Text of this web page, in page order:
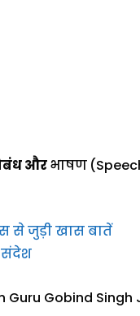
औरभाषण
से जुड़ी खास बातें
संदेश